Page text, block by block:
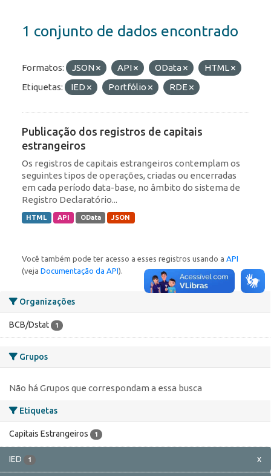
Organizações
BCB/Dstat 1
Grupos
Não há Grupos que correspondam a essa busca
Etiquetas
Capitais Estrangeiros 1
IED 1 x
1 conjunto de dados encontrado
Formatos: JSON API OData
HTML
Etiquetas:
IED Portfólio RDE
Publicação dos registros de capitais
estrangeiros
Os registros de capitais estrangeiros contemplam os
seguintes tipos de operações, criadas ou encerradas
em cada período data-base, no âmbito do sistema de
Registro Declaratório...
HTML API OData JSON
Você também pode ter acesso a esses registros usando a API
(veja Documentação da API).